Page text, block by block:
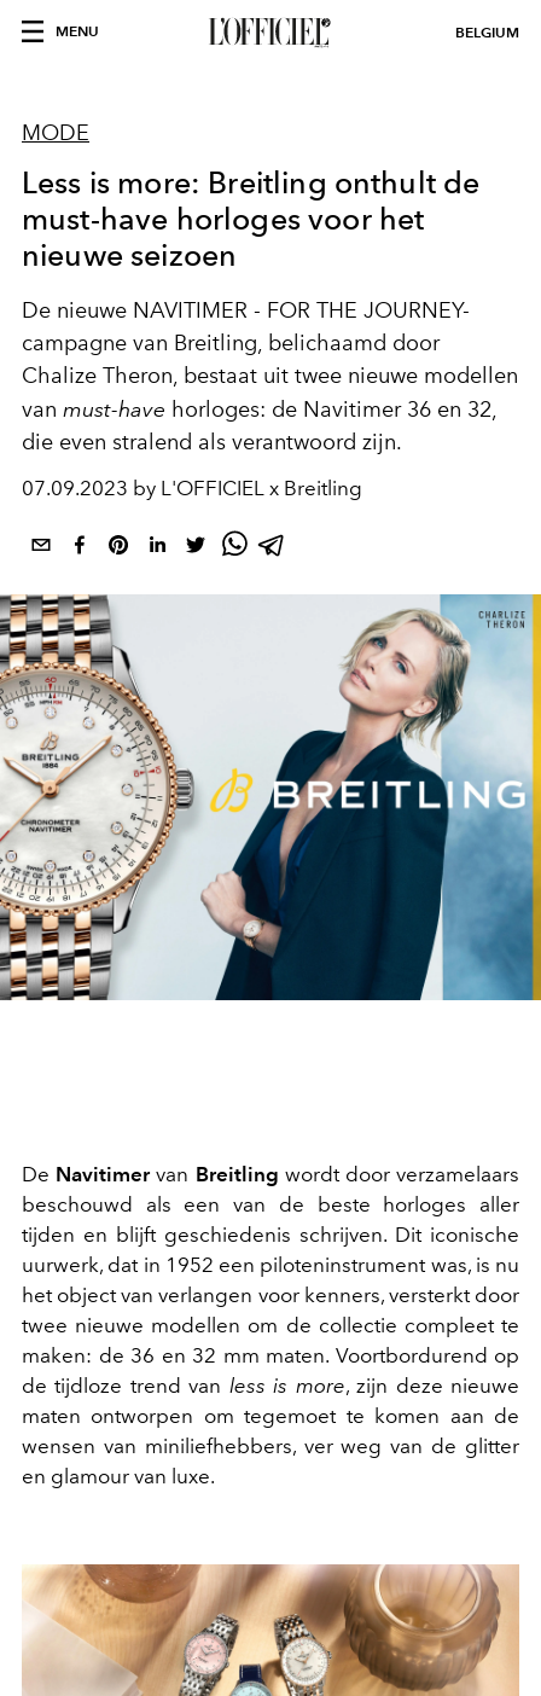
MENU BELGIUM
MODE
Less is more: Breitling onthult de
must-have horloges voor het
nieuwe seizoen
De nieuwe NAVITIMER - FOR THE JOURNEY-
campagne van Breitling, belichaamd door
Chalize Theron, bestaat uit twee nieuwe modellen
van must-have horloges: de Navitimer 36 en 32,
die even stralend als verantwoord zijn.
07.09.2023 by L'OFFICIEL x Breitling
De Navitimervan Breitling wordt door verzamelaars
beschouwd als een van de beste horloges aller
tijden en blijft geschiedenis schrijven. Dit iconische
uurwerk, dat in 1952 een piloteninstrument was, is nu
het object van verlangen voor kenners, versterkt door
twee nieuwe modellen om de collectie compleet te
maken: de 36 en 32 mm maten. Voortbordurend op
de tijdloze trend van less is more, zijn deze nieuwe
maten ontworpen om tegemoet te komen aan de
wensen van miniliefhebbers, ver weg van de glitter
en glamour van luxe.